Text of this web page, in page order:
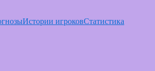
Истории игроковСтатистика